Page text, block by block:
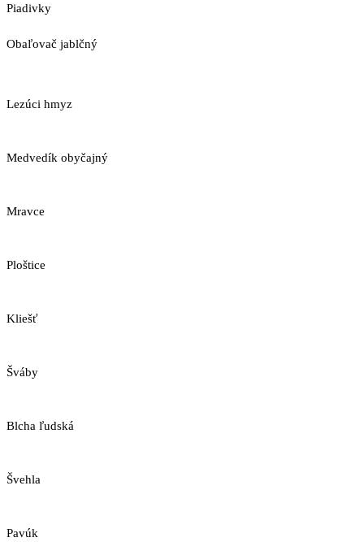
Piadivky
Obaľovač jablčný
Lezúci hmyz
Medvedík obyčajný
Mravce
Ploštice
Kliešť
Šváby
Blcha ľudská
Švehla
Pavúk